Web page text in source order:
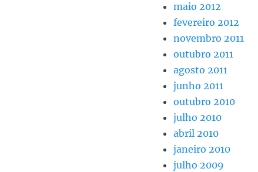
maio 2012
fevereiro 2012
novembro 2011
outubro 2011
agosto 2011
junho 2011
outubro 2010
julho 2010
abril 2010
janeiro 2010
julho 2009